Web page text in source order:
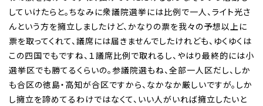
していけたらと。ちなみに衆議院選挙には比例で一人、ライト光さ
んという方を擁立しましたけど、かなりの票を我々の予想以上に
票を取ってくれて、議席には届きませんでしたけれども、ゆくゆくは
この四国でもですね、１議席比例で取れるし、やはり最終的には小
選挙区でも勝てるくらいの。参議院選もね、全部一人区だし、しか
も合区の徳島・高知が合区ですから、なかなか厳しいですが。しか
し擁立を諦めてるわけではなくて、いい人がいれば擁立したいと